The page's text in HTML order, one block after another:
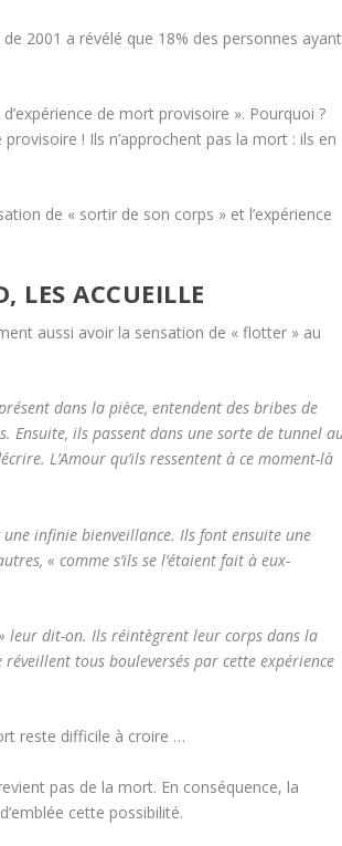
2001 a révélé que 18% des personnes ayant
de mort provisoire ». Pourquoi ?
! Ils n’approchent pas la mort : ils en
de « sortir de son corps » et l’expérience
LES ACCUEILLE
aussi avoir la sensation de « flotter » au
dans la pièce, entendent des bribes de
Ensuite, ils passent dans une sorte de tunnel
L’Amour qu’ils ressentent à ce moment-là
infinie bienveillance. Ils font ensuite une
« comme s’ils se l’étaient fait à eux-
leur dit-on. Ils réintègrent leur corps dans la
tous bouleversés par cette expérience
reste difficile à croire …
pas de la mort. En conséquence, la
cette possibilité.